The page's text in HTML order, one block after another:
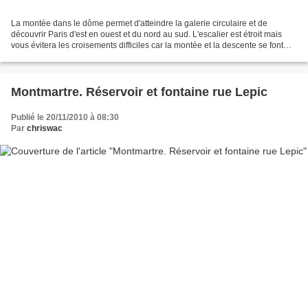
La montée dans le dôme permet d'atteindre la galerie circulaire et de
découvrir Paris d'est en ouest et du nord au sud. L'escalier est étroit mais
vous évitera les croisements difficiles car la montée et la descente se font
Montmartre. Réservoir et fontaine rue Lepic
Publié le 20/11/2010 à 08:30
Par chriswac